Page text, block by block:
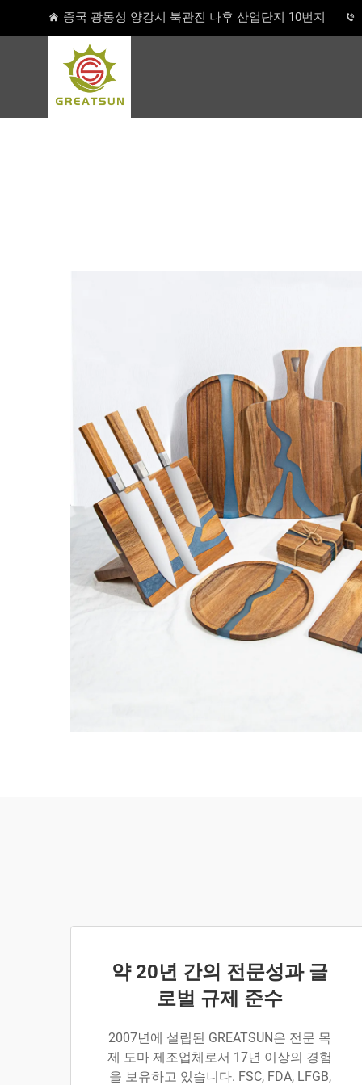
중국 광동성 양강시 북관진 나후 산업단지 10번지
약 20년 간의 전문성과 글
로벌 규제 준수
2007년에 설립된 GREATSUN은 전문 목
제 도마 제조업체로서 17년 이상의 경험
을 보유하고 있습니다. FSC, FDA, LFGB,